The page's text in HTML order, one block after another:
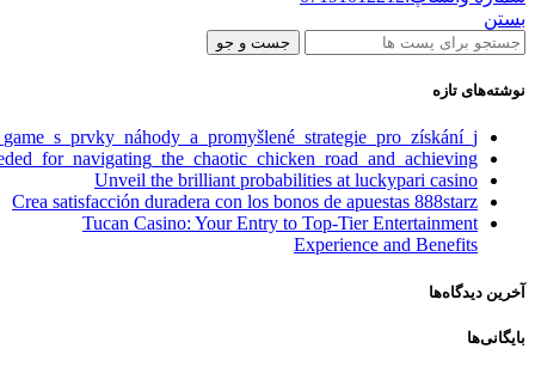
بستن
جست و جو
نوشته‌های تازه
Unveil the brilliant probabilities at luckypari casino
Crea satisfacción duradera con los bonos de apuestas 888starz
Tucan Casino: Your Entry to Top-Tier Entertainment
Experience and Benefits
آخرین دیدگاه‌ها
بایگانی‌ها